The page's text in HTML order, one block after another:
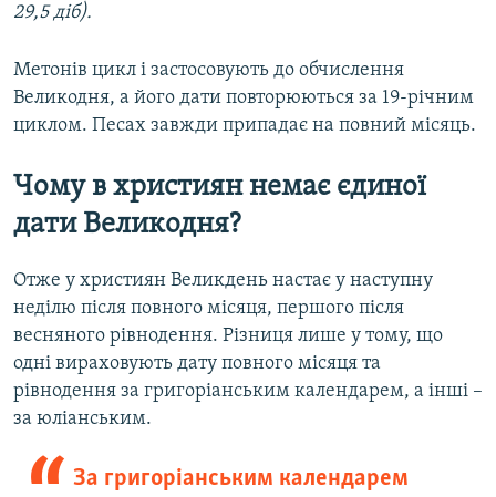
29,5 діб).
Метонів цикл і застосовують до обчислення
Великодня, а його дати повторюються за 19-річним
циклом. Песах завжди припадає на повний місяць.
Чому в християн немає єдиної
дати Великодня?
Отже у християн Великдень настає у наступну
неділю після повного місяця, першого після
весняного рівнодення. Різниця лише у тому, що
одні вираховують дату повного місяця та
рівнодення за григоріанським календарем, а інші –
за юліанським.
За григоріанським календарем